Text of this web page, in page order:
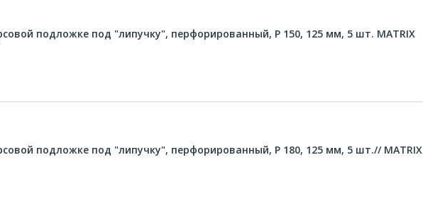
подложке под "липучку", перфорированный, P 150, 125 мм, 5 шт. MATRIX
подложке под "липучку", перфорированный, P 180, 125 мм, 5 шт.// MATRIX